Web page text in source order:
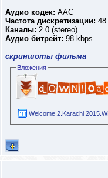
Аудио кодек: AAC
Частота дискретизации: 48
Каналы: 2.0 (stereo)
Аудио битрейт: 98 kbps
скриншоты фильма
Вложения